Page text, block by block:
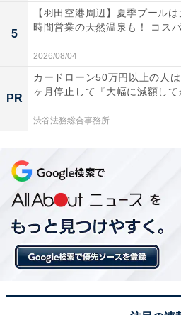
5
【羽田空港周辺】夏季プール
時間営業の天然温泉も！ コス
2026/08/04
PR
カードローン50万円以上の人
ヶ月停止して『大幅に減額し
渋谷法務総合事務所